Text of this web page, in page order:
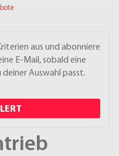
aus und abonniere
E-Mail, sobald eine
Auswahl passt.